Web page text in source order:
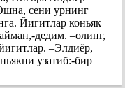
сени урнинг
Йигитлар коньяк
дедим. –олинг,
–Элдиёр,
узатиб:-бир